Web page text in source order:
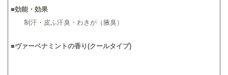
■効能・効果
制汗・皮ふ汗臭・わきが（腋臭）
■ヴァーベナミントの香り(クールタイプ)